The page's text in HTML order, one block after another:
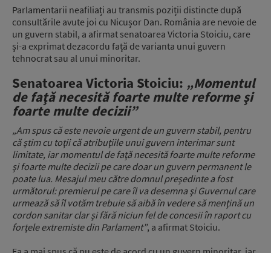
Parlamentarii neafiliați au transmis poziții distincte după
consultările avute joi cu Nicușor Dan. România are nevoie de
un guvern stabil, a afirmat senatoarea Victoria Stoiciu, care
și-a exprimat dezacordu față de varianta unui guvern
tehnocrat sau al unui minoritar.
Senatoarea Victoria Stoiciu: „Momentul
de faţă necesită foarte multe reforme şi
foarte multe decizii”
„Am spus că este nevoie urgent de un guvern stabil, pentru
că ştim cu toţii că atribuţiile unui guvern interimar sunt
limitate, iar momentul de faţă necesită foarte multe reforme
şi foarte multe decizii pe care doar un guvern permanent le
poate lua. Mesajul meu către domnul preşedinte a fost
următorul: premierul pe care îl va desemna şi Guvernul care
urmează să îl votăm trebuie să aibă în vedere să menţină un
cordon sanitar clar şi fără niciun fel de concesii în raport cu
forţele extremiste din Parlament”, a afirmat Stoiciu.